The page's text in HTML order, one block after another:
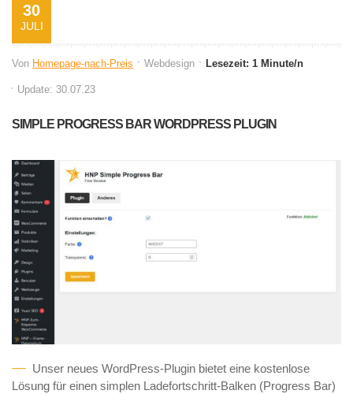
30
JULI
Von Homepage-nach-Preis Webdesign Lesezeit: 1 Minute/n
Update: 30.07.23
SIMPLE PROGRESS BAR WORDPRESS PLUGIN
Unser neues WordPress-Plugin bietet eine kostenlose
Lösung für einen simplen Ladefortschritt-Balken (Progress Bar)